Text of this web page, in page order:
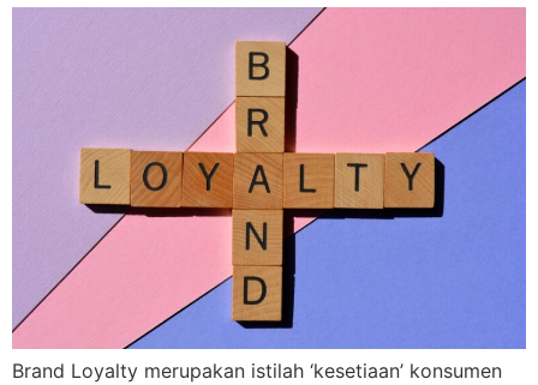
Brand Loyalty merupakan istilah ‘kesetiaan’ konsumen